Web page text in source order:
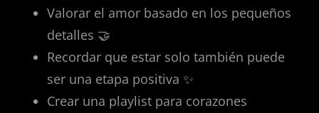
Valorar el amor basado en los pequeños
detalles 🤝
Recordar que estar solo también puede
ser una etapa positiva ✨
Crear una playlist para corazones